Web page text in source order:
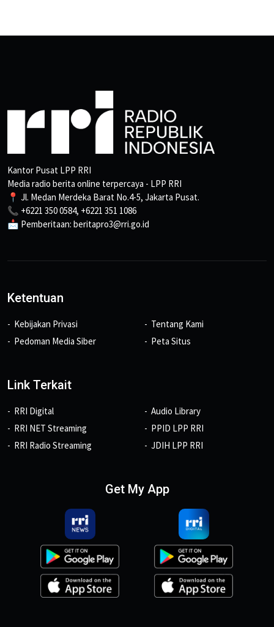
Kantor Pusat LPP RRI
Media radio berita online terpercaya - LPP RRI
📍 Jl. Medan Merdeka Barat No.4-5, Jakarta Pusat.
📞 +6221 350 0584, +6221 351 1086
📩 Pemberitaan: beritapro3@rri.go.id
Ketentuan
Kebijakan Privasi
Pedoman Media Siber
Tentang Kami
Peta Situs
Link Terkait
RRI Digital
RRI NET Streaming
RRI Radio Streaming
Audio Library
PPID LPP RRI
JDIH LPP RRI
Get My App